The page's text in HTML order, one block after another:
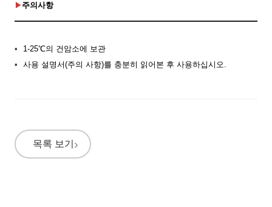
주의사항
1-25℃의 건암소에 보관
사용 설명서(주의 사항)를 충분히 읽어본 후 사용하십시오.
목록 보기